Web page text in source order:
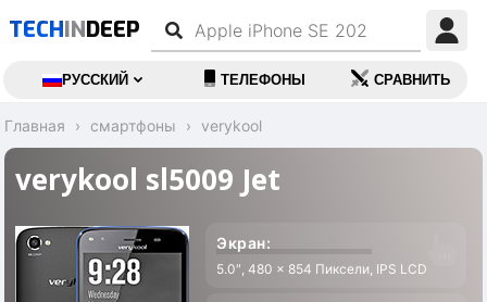
TECHINDEEP
РУССКИЙ ТЕЛЕФОНЫ СРАВНИТЬ
Главная смартфоны verykool
verykool sl5009 Jet
Экран:
5.0″, 480 x 854 Пиксели, IPS LCD